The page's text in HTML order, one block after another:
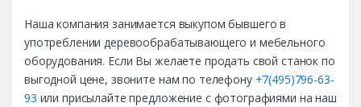
Наша компания занимается выкупом бывшего в
употреблении деревообрабатывающего и мебельного
оборудования. Если Вы желаете продать свой станок по
выгодной цене, звоните нам по телефону +7(495)796-63-
93 или присылайте предложение с фотографиями на наш